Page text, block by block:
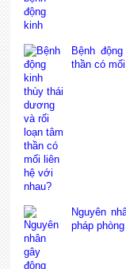
Bệnh
thần có
Nguyên
pháp